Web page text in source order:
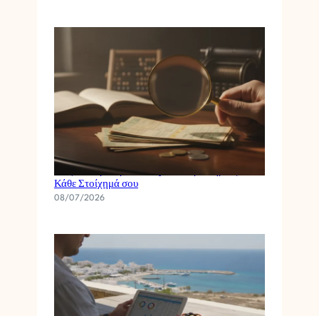
Πώς το Περιθώριο του Букмέικερ Επηρεάζει
Κάθε Στοίχημά σου
08/07/2026